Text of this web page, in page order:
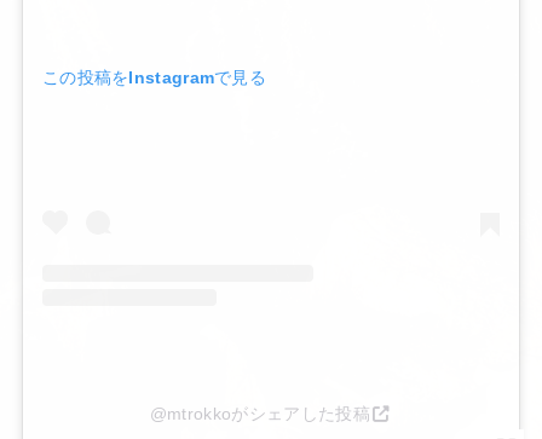
この投稿をInstagramで見る
@mtrokkoがシェアした投稿